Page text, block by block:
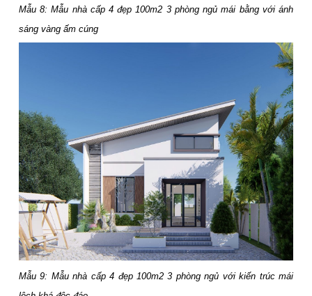
Mẫu 8: Mẫu nhà cấp 4 đẹp 100m2 3 phòng ngủ mái bằng với ánh
sáng vàng ấm cúng
Mẫu 9: Mẫu nhà cấp 4 đẹp 100m2 3 phòng ngủ với kiến trúc mái